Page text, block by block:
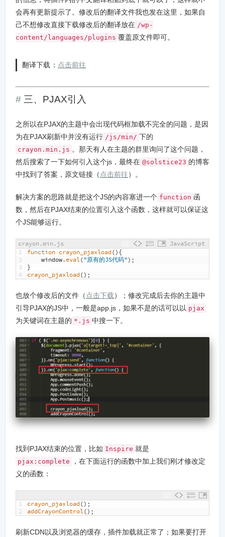
会再有更新提示了。修改后的翻译文件我也发在这里，如果自
己不想修改直接下载修改后的翻译放在 /wp-
content/languages/plugins 覆盖原文件即可。
翻译下载： 点击前往
三、PJAX引入
之所以在PJAX的主题中会出现代码框加载不完全的问题，是因
为在PJAX刷新中并没有运行 /js/min/ 下的
crayon.min.js 。那天有人在主题的群里询问了这个问题，
然后搜索了一下如何引入这个js，最终在 @solstice23 的博客
中找到了答案，原文链接（ 点击前往）。
解决方案的思路就是把这个JS的内容塞进一个 function 函
数，然后在PJAX结束的位置引入这个函数，这样就可以保证这
个JS能够运行。
crayon.min.js
JavaScript
1
2
3
4
function crayon_pjaxload(){
window.eval("原有的JS代码") ;
}
crayon_pjaxload() ;
也放个修改后的文件（ 点击下载）；修改完成后去你的主题中
引导PJAX的JS中，一般是app.js，如果不是的话可以以 pjax
为关键词在主题的 *.js 中搜一下。
找到PJAX结束的位置，比如 Inspire 就是
pjax:complete
，在下面运行的函数中加上我们刚才修改定
义的函数：
1
2
crayon_pjaxload() ;
addCrayonControl() ;
刷新CDN以及浏览器的缓存，插件加载就正常了；如果要打开